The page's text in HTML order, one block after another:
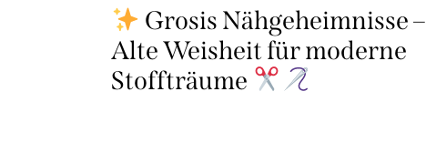
Grosis Nähgeheimnisse –
Alte Weisheit für moderne
Stoffträume